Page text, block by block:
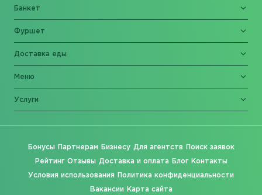
Банкет
Фуршет
Доставка еды
Меню
Услуги
Бонусы Партнерам Бизнесу Для агентств Поиск заявок
Рейтинг Отзывы Доставка и оплата Блог Контакты
Условия использования Политика конфиденциальности
Вакансии Карта сайта